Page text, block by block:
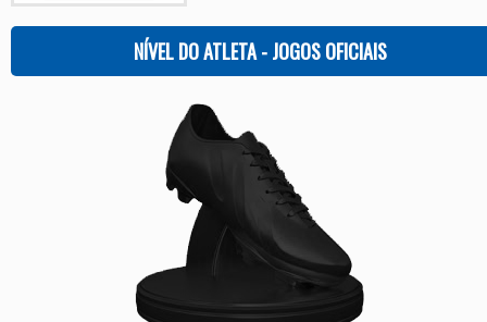
NÍVEL DO ATLETA - JOGOS OFICIAIS